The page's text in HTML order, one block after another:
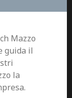
Mazzo
guida il
la